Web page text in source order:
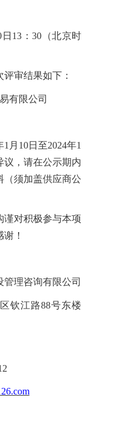
日13：30 （北京时
审结果如下：
有限公司
1月10日至2024年1
议，请在公示期内
（须加盖供应商公
谨对积极参与本项
！
理咨询有限公司
钦江路88号东楼